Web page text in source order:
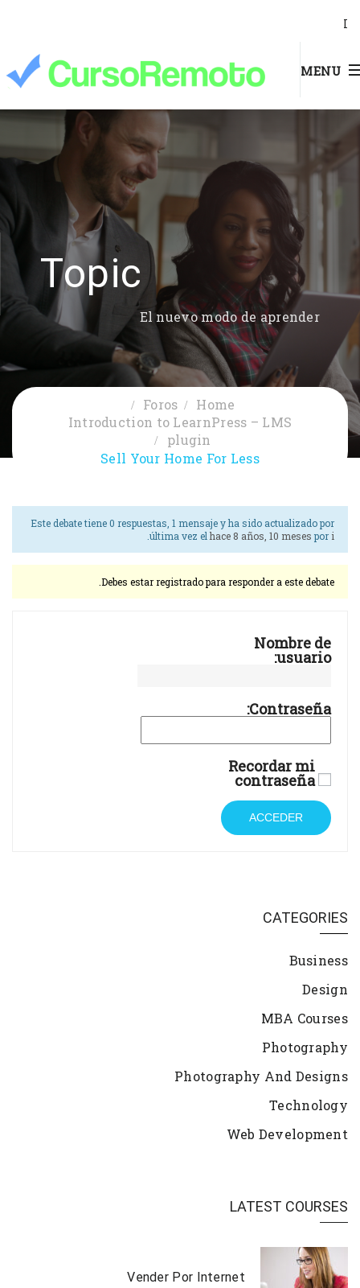
MENU
I
Topic
El nuevo modo de aprender
Home
Foros
Introduction to LearnPress – LMS
plugin
Sell Your Home For Less
Este debate tiene 0 respuestas, 1 mensaje y ha sido actualizado por
última vez elhace 8 años, 10 meses por i
.
Debes estar registrado para responder a este debate.
Nombre de
usuario:
Contraseña:
Recordar mi
contraseña
ACCEDER
CATEGORIES
Business
Design
MBA Courses
Photography
Photography And Designs
Technology
Web Development
LATEST COURSES
Vender Por Internet